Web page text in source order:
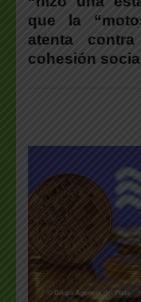
que la
atenta
cohesión